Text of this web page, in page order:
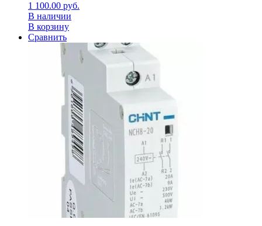
1 100.00 руб.
В наличии
В корзину
Сравнить